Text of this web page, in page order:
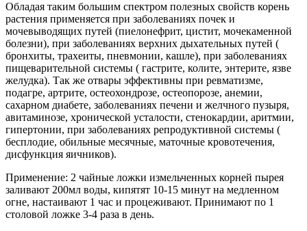
Обладая таким большим спектром полезных свойств корень
растения применяется при заболеваниях почек и
мочевыводящих путей (пиелонефрит, цистит, мочекаменной
болезни), при заболеваниях верхних дыхательных путей (
бронхиты, трахеиты, пневмонии, кашле), при заболеваниях
пищеварительной системы ( гастрите, колите, энтерите, язве
желудка). Так же отвары эффективны при ревматизме,
подагре, артрите, остеохондрозе, остеопорозе, анемии,
сахарном диабете, заболеваниях печени и желчного пузыря,
авитаминозе, хронической усталости, стенокардии, аритмии,
гипертонии, при заболеваниях репродуктивной системы (
бесплодие, обильные месячные, маточные кровотечения,
дисфункция яичников).
Применение: 2 чайные ложки измельченных корней пырея
заливают 200мл воды, кипятят 10-15 минут на медленном
огне, настаивают 1 час и процеживают. Принимают по 1
столовой ложке 3-4 раза в день.